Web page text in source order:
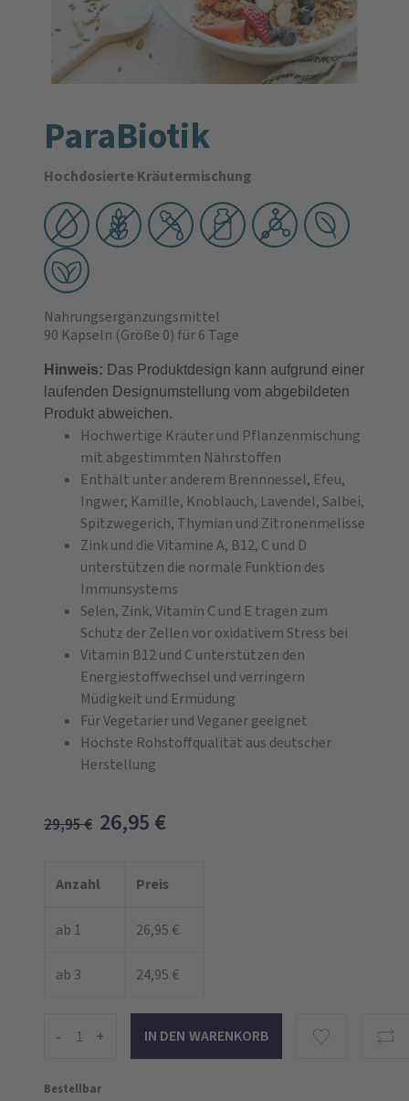
ParaBiotik
Hochdosierte Kräutermischung
Nahrungsergänzungsmittel
90 Kapseln (Größe 0) für 6 Tage
Hinweis: Das Produktdesign kann aufgrund einer
laufenden Designumstellung vom abgebildeten
Produkt abweichen.
Hochwertige Kräuter und Pflanzenmischung
mit abgestimmten Nährstoffen
Enthält unter anderem Brennnessel, Efeu,
Ingwer, Kamille, Knoblauch, Lavendel, Salbei,
Spitzwegerich, Thymian und Zitronenmelisse
Zink und die Vitamine A, B12, C und D
unterstützen die normale Funktion des
Immunsystems
Selen, Zink, Vitamin C und E tragen zum
Schutz der Zellen vor oxidativem Stress bei
Vitamin B12 und C unterstützen den
Energiestoffwechsel und verringern
Müdigkeit und Ermüdung
Für Vegetarier und Veganer geeignet
Höchste Rohstoffqualität aus deutscher
Herstellung
29,95€ 26,95 €
Anzahl Preis
ab 1 26,95 €
ab 3 24,95 €
- +
Bestellbar